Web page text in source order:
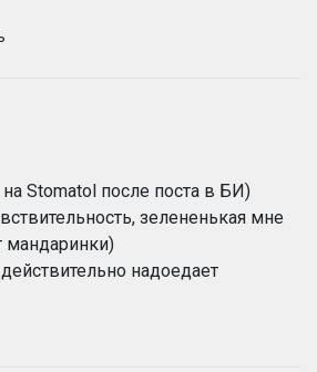
Stomatol после поста в БИ)
зелененькая мне
мандаринки)
надоедает